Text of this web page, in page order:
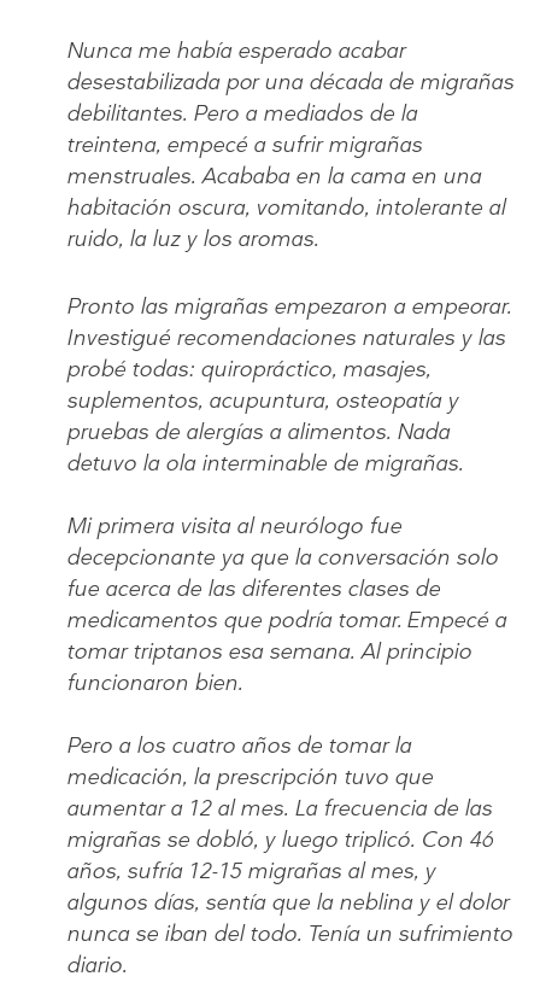
Nunca me había esperado acabar
desestabilizada por una década de migrañas
debilitantes. Pero a mediados de la
treintena, empecé a sufrir migrañas
menstruales. Acababa en la cama en una
habitación oscura, vomitando, intolerante al
ruido, la luz y los aromas.
Pronto las migrañas empezaron a empeorar.
Investigué recomendaciones naturales y las
probé todas: quiropráctico, masajes,
suplementos, acupuntura, osteopatía y
pruebas de alergías a alimentos. Nada
detuvo la ola interminable de migrañas.
Mi primera visita al neurólogo fue
decepcionante ya que la conversación solo
fue acerca de las diferentes clases de
medicamentos que podría tomar. Empecé a
tomar triptanos esa semana. Al principio
funcionaron bien.
Pero a los cuatro años de tomar la
medicación, la prescripción tuvo que
aumentar a 12 al mes. La frecuencia de las
migrañas se dobló, y luego triplicó. Con 46
años, sufría 12-15 migrañas al mes, y
algunos días, sentía que la neblina y el dolor
nunca se iban del todo. Tenía un sufrimiento
diario.